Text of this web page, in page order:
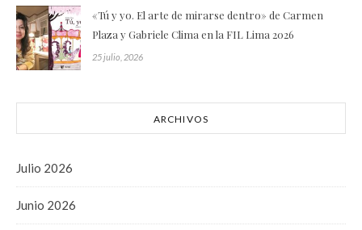
«Tú y yo. El arte de mirarse dentro» de Carmen
Plaza y Gabriele Clima en la FIL Lima 2026
25 julio, 2026
ARCHIVOS
Julio 2026
Junio 2026